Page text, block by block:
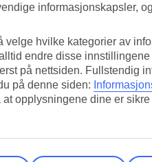
informasjonskapsler,
velge hvilke kategorier av
endre disse
på nettsiden. Fullstendig
på denne siden:
opplysningene dine er